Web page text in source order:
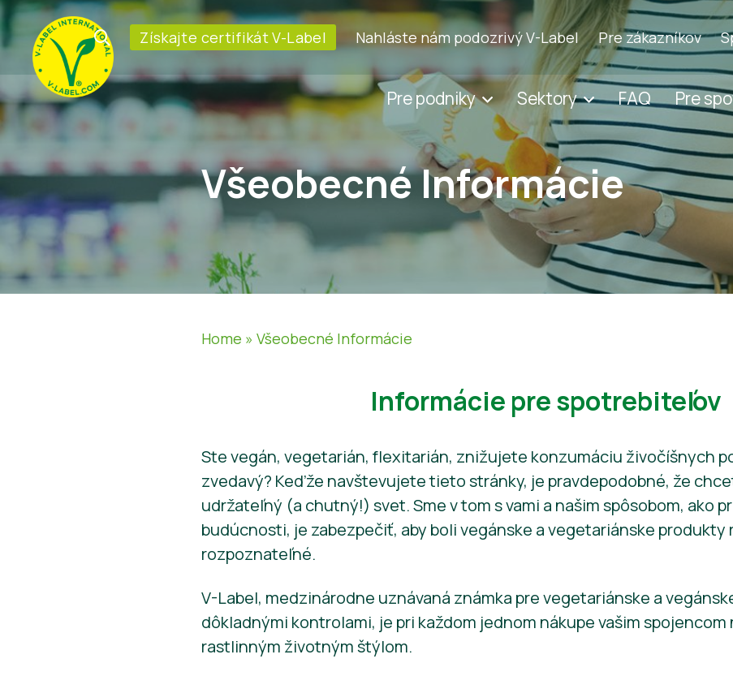
Získajte certifikát V-Label Nahláste nám podozrivý V-Label Pre zákazníkov
Pre podniky Sektory FAQ Pre
Všeobecné Informácie
Home »Všeobecné Informácie
Informácie pre spotrebiteľov
Ste vegán, vegetarián, flexitarián, znižujete konzumáciu živočíšnych
zvedavý? Keďže navštevujete tieto stránky, je pravdepodobné, že
udržateľný (a chutný!) svet. Sme v tom s vami a našim spôsobom, ako
budúcnosti, je zabezpečiť, aby boli vegánske a vegetariánske produkty
rozpoznateľné.
V-Label, medzinárodne uznávaná známka pre vegetariánske a
dôkladnými kontrolami, je pri každom jednom nákupe vašim
rastlinným životným štýlom.